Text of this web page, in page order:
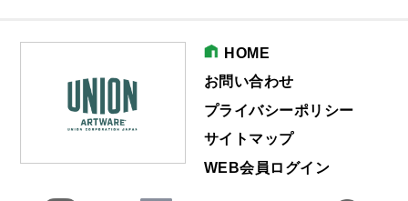
HOME
お問い合わせ
プライバシーポリシー
サイトマップ
WEB会員ログイン